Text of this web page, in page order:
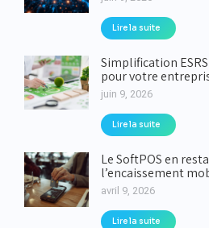
Lire la suite
Simplification
pour votre
juin 9, 2026
Lire la suite
Le SoftPOS en
l’encaissement
avril 9, 2026
Lire la suite